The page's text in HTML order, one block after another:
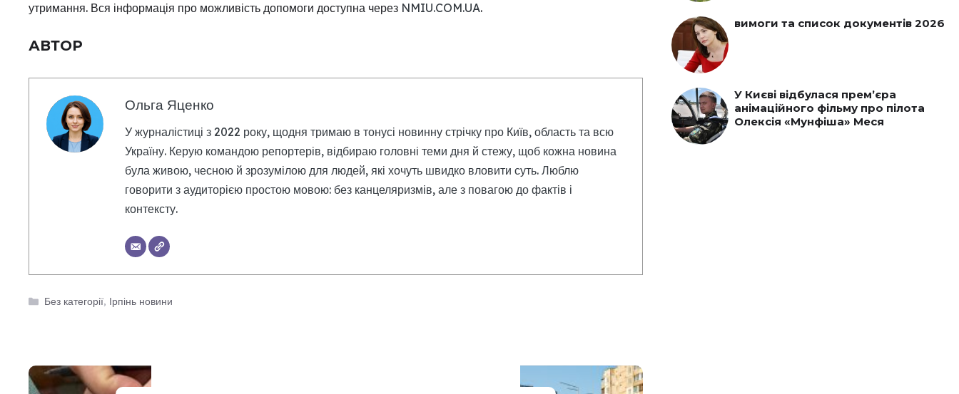
утримання. Вся інформація про можливість допомоги доступна через NMIU.COM.UA.
АВТОР
Ольга Яценко
У журналістиці з 2022 року, щодня тримаю в тонусі новинну стрічку про Київ, область та всю
Україну. Керую командою репортерів, відбираю головні теми дня й стежу, щоб кожна новина
була живою, чесною й зрозумілою для людей, які хочуть швидко вловити суть. Люблю
говорити з аудиторією простою мовою: без канцеляризмів, але з повагою до фактів і
контексту.
Категорії
Без категорії, Ірпінь новини
вимоги та список документів 2026
У Києві відбулася прем’єра
анімаційного фільму про пілота
Олексія «Мунфіша» Меся